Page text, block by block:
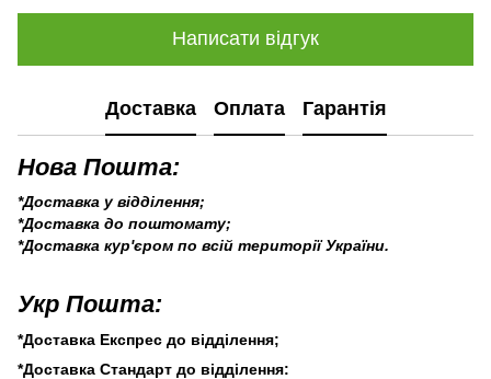
Написати відгук
Доставка Оплата Гарантія
Нова Пошта:
*Доставка у відділення;
*Доставка до поштомату;
*Доставка кур'єром по всій території України.
Укр Пошта:
*Доставка Експрес до відділення;
*Доставка Стандарт до відділення: